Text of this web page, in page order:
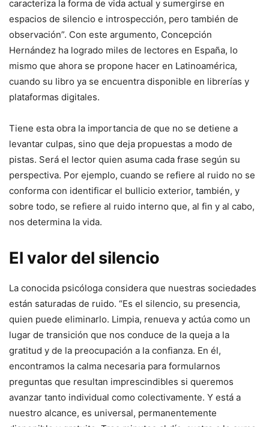
caracteriza la forma de vida actual y sumergirse en
espacios de silencio e introspección, pero también de
observación”. Con este argumento, Concepción
Hernández ha logrado miles de lectores en España, lo
mismo que ahora se propone hacer en Latinoamérica,
cuando su libro ya se encuentra disponible en librerías y
plataformas digitales.
Tiene esta obra la importancia de que no se detiene a
levantar culpas, sino que deja propuestas a modo de
pistas. Será el lector quien asuma cada frase según su
perspectiva. Por ejemplo, cuando se refiere al ruido no se
conforma con identificar el bullicio exterior, también, y
sobre todo, se refiere al ruido interno que, al fin y al cabo,
nos determina la vida.
El valor del silencio
La conocida psicóloga considera que nuestras sociedades
están saturadas de ruido. “Es el silencio, su presencia,
quien puede eliminarlo. Limpia, renueva y actúa como un
lugar de transición que nos conduce de la queja a la
gratitud y de la preocupación a la confianza. En él,
encontramos la calma necesaria para formularnos
preguntas que resultan imprescindibles si queremos
avanzar tanto individual como colectivamente. Y está a
nuestro alcance, es universal, permanentemente